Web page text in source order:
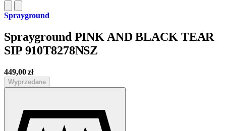
Sprayground
Sprayground PINK AND BLACK TEAR
SIP 910T8278NSZ
449,00zł
Wyprzedane